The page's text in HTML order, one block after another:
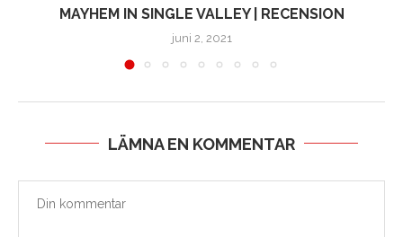
MAYHEM IN SINGLE VALLEY | RECENSION
juni 2, 2021
LÄMNA EN KOMMENTAR